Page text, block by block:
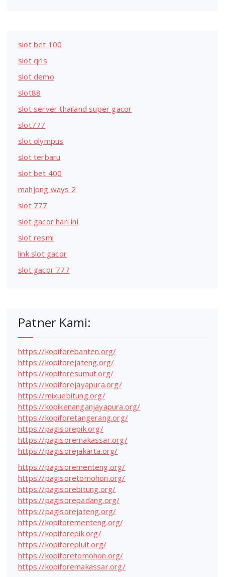
slot bet 100
slot qris
slot demo
slot88
slot server thailand super gacor
slot777
slot olympus
slot terbaru
slot bet 400
mahjong ways 2
slot 777
slot gacor hari ini
slot resmi
link slot gacor
slot gacor 777
Patner Kami:
https://kopiforebanten.org/
https://kopiforejateng.org/
https://kopiforesumut.org/
https://kopiforejayapura.org/
https://mixuebitung.org/
https://kopikenanganjayapura.org/
https://kopiforetangerang.org/
https://pagisorepik.org/
https://pagisoremakassar.org/
https://pagisorejakarta.org/
https://pagisorementeng.org/
https://pagisoretomohon.org/
https://pagisorebitung.org/
https://pagisorepadang.org/
https://pagisorejateng.org/
https://kopiforementeng.org/
https://kopiforepik.org/
https://kopiforepluit.org/
https://kopiforetomohon.org/
https://kopiforemakassar.org/